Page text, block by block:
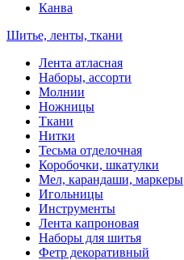
Канва
Шитье, ленты, ткани
Лента атласная
Наборы, ассорти
Молнии
Ножницы
Ткани
Нитки
Тесьма отделочная
Коробочки, шкатулки
Мел, карандаши, маркеры
Игольницы
Инструменты
Лента капроновая
Наборы для шитья
Фетр декоративный